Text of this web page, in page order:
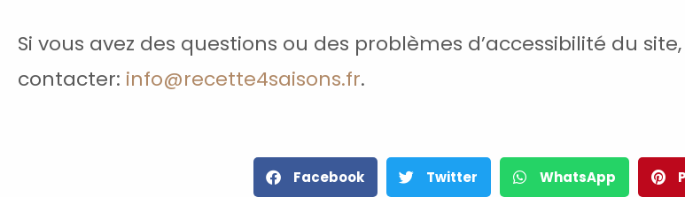
Si vous avez des questions ou des problèmes d’accessibilité du
contacter: info@recette4saisons.fr.
Facebook Twitter WhatsApp